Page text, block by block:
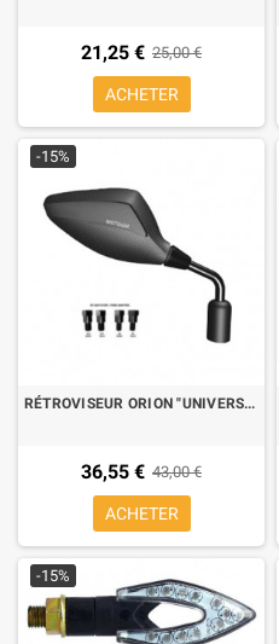
21,25 € 25,00 €
ACHETER
-15%
RÉTROVISEUR ORION "UNIVERSALE 2004" UNIVERSEL HOMOLOGUÉ mat CARBON LOOK GAUCHE AVEC ADAPTATEURS
36,55 € 43,00 €
ACHETER
-15%